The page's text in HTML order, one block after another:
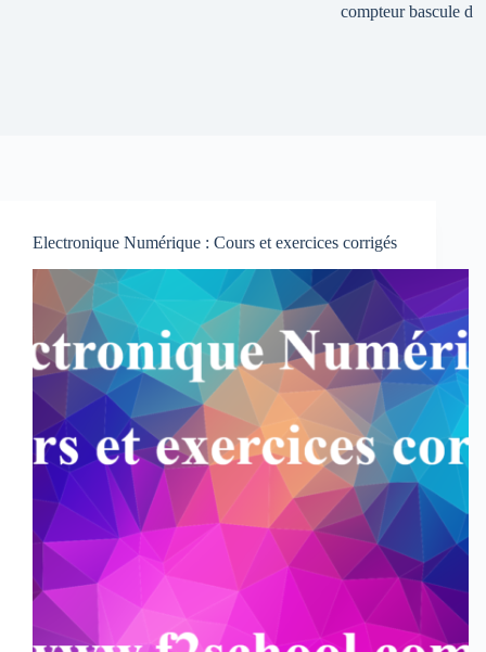
compteur bascule d
Electronique Numérique : Cours et exercices corrigés